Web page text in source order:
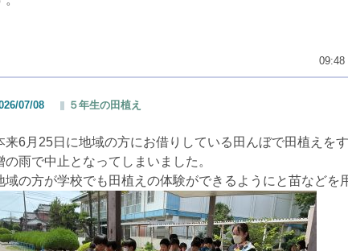
09:48 |
07/08 ５年生の田植え
来6月25日に地域の方にお借りしている田んぼで田植えを
の雨で中止となってしまいました。
域の方が学校でも田植えの体験ができるようにと苗などを